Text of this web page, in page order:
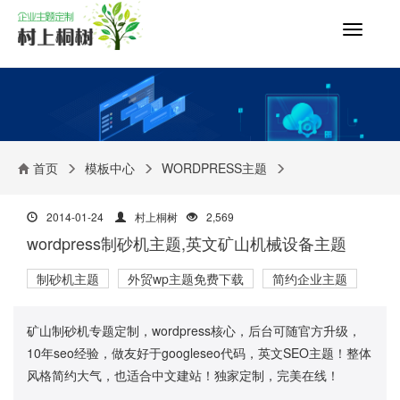
切
导
首页 模板中心 WORDPRESS主题
2014-01-24 村上桐树 2,569
wordpress制砂机主题,英文矿山机械设备主题
制砂机主题 外贸wp主题免费下载 简约企业主题
矿山制砂机专题定制，wordpress核心，后台可随官方升级，
10年seo经验，做友好于googleseo代码，英文SEO主题！整体
风格简约大气，也适合中文建站！独家定制，完美在线！